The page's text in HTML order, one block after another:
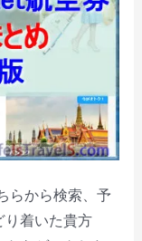
から検索、予
り着いた貴方